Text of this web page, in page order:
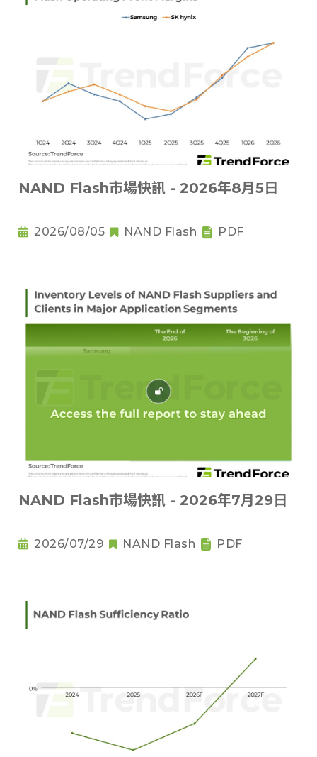
NAND Flash市場快訊 - 2026年8月5日
2026/08/05 NAND Flash PDF
NAND Flash市場快訊 - 2026年7月29日
2026/07/29 NAND Flash PDF